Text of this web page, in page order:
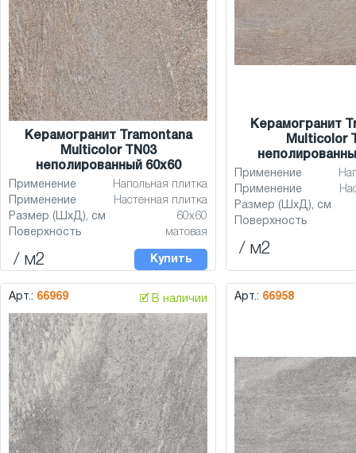
Керамогранит Tramontana
Multicolor TN03
неполированный 60x60
Применение
Напольная плитка
Применение
Настенная плитка
Размер (ШхД), см
60x60
Поверхность
матовая
/ м2 Купить
Керамогранит
Multicolor
Применение
Применение
Размер (ШхД), см
Поверхность
/ м2
Арт.: 66969 🗹 В наличии Арт.: 66958